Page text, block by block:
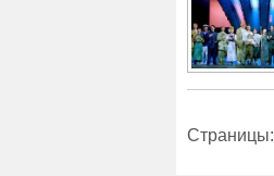
Страницы: